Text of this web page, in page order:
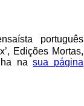
português
Edições Mortas,
nasua página